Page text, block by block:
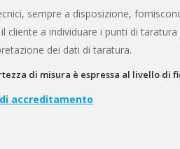
sempre a disposizione,
cliente a individuare i punti di
dei dati di taratura.
di misura è espressa al livello di
accreditamento